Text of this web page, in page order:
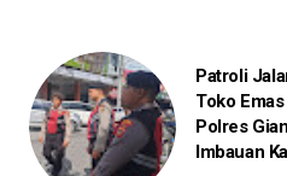
Patroli
Toko
Polres
Imbauan